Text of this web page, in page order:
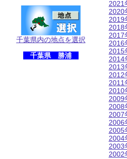
千葉県内の地点を選択
千葉県 勝浦
2021
2020
2019
2018
2017
2016
2015
2014
2013
2012
2011
2010
2009
2008
2007
2006
2005
2004
2003
2002